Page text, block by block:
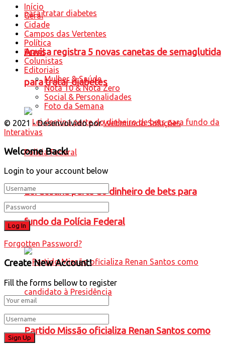
Anvisa registra 5 novas canetas de semaglutida
para tratar diabetes
Lei destina parte do dinheiro de bets para
fundo da Polícia Federal
Partido Missão oficializa Renan Santos como
Início
Geral
Cidade
Campos das Vertentes
Política
Brasil
Colunistas
Editoriais
Mulher & Saúde
Nota 10 & Nota Zero
Social & Personalidades
Foto da Semana
© 2021 - Desenvolvido porWebmundo Soluções
Interativas
Welcome Back!
Login to your account below
Forgotten Password?
Create New Account!
Fill the forms bellow to register